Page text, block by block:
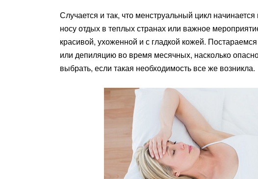
Случается и так, что менструальный цикл
носу отдых в теплых странах или важное
красивой, ухоженной и с гладкой кожей.
или депиляцию во время месячных, насколько
выбрать, если такая необходимость все же возникла.